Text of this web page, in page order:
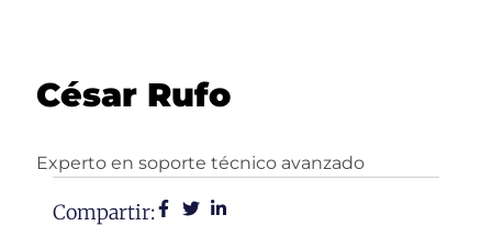
César Rufo
Experto en soporte técnico avanzado
Compartir: